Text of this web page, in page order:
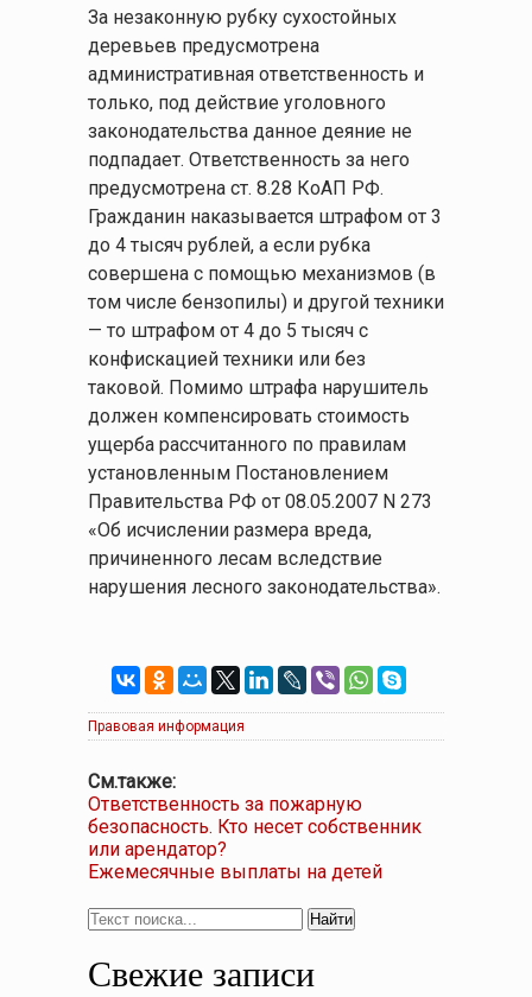
За незаконную рубку сухостойных
деревьев предусмотрена
административная ответственность и
только, под действие уголовного
законодательства данное деяние не
подпадает. Ответственность за него
предусмотрена ст. 8.28 КоАП РФ.
Гражданин наказывается штрафом от 3
до 4 тысяч рублей, а если рубка
совершена с помощью механизмов (в
том числе бензопилы) и другой техники
— то штрафом от 4 до 5 тысяч с
конфискацией техники или без
таковой. Помимо штрафа нарушитель
должен компенсировать стоимость
ущерба рассчитанного по правилам
установленным Постановлением
Правительства РФ от 08.05.2007 N 273
«Об исчислении размера вреда,
причиненного лесам вследствие
нарушения лесного законодательства».
Правовая информация
См.также:
Ответственность за пожарную
безопасность. Кто несет собственник
или арендатор?
Ежемесячные выплаты на детей
Свежие записи